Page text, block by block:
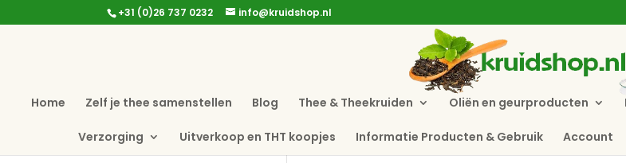
+31 (0)26 737 0232 info@kruidshop.nl
Home Zelf je thee samenstellen Blog Thee & Theekruiden Oliën en geurproducten
Verzorging Uitverkoop en THT koopjes Informatie Producten & Gebruik Account